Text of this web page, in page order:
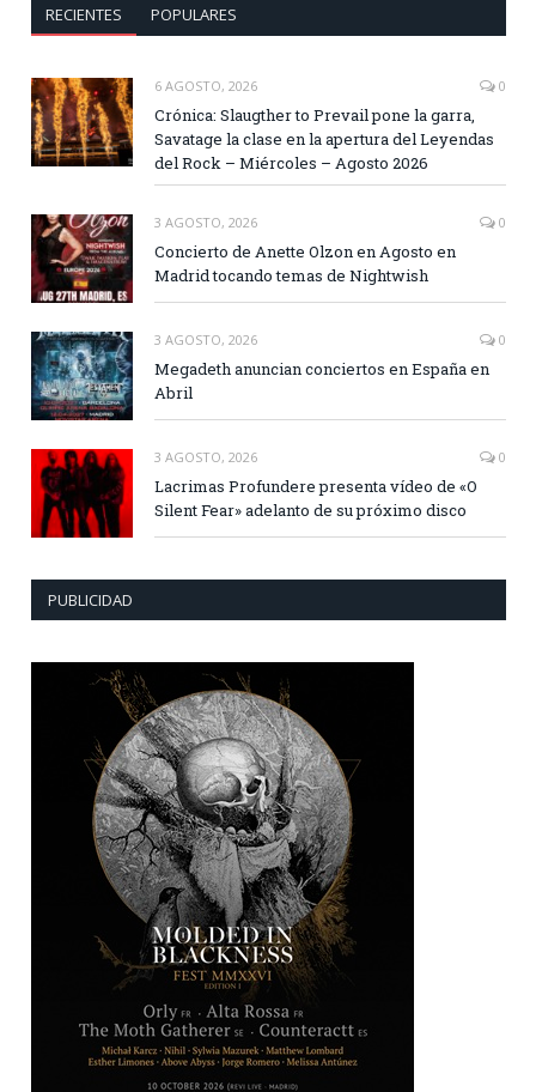
RECIENTES POPULARES
6 AGOSTO, 2026 0
Crónica: Slaugther to Prevail pone la garra,
Savatage la clase en la apertura del Leyendas
del Rock – Miércoles – Agosto 2026
3 AGOSTO, 2026 0
Concierto de Anette Olzon en Agosto en
Madrid tocando temas de Nightwish
3 AGOSTO, 2026 0
Megadeth anuncian conciertos en España en
Abril
3 AGOSTO, 2026 0
Lacrimas Profundere presenta vídeo de «O
Silent Fear» adelanto de su próximo disco
PUBLICIDAD